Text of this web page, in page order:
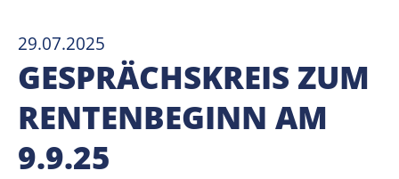
29.07.2025
GESPRÄCHSKREIS ZUM
RENTENBEGINN AM
9.9.25